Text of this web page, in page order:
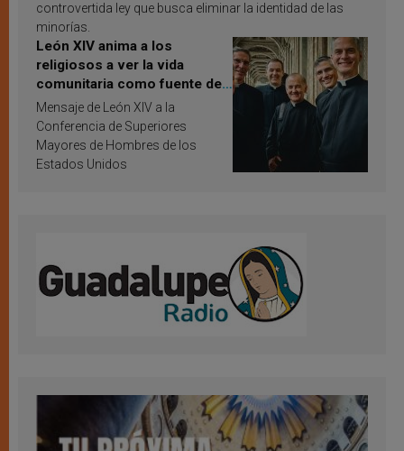
controvertida ley que busca eliminar la identidad de las
minorías.
León XIV anima a los
religiosos a ver la vida
comunitaria como fuente de
inspiración y santificación
Mensaje de León XIV a la
Conferencia de Superiores
Mayores de Hombres de los
Estados Unidos